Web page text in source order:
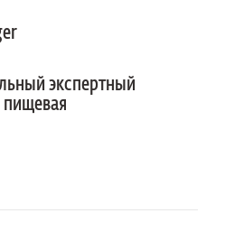
экспертный
пищевая